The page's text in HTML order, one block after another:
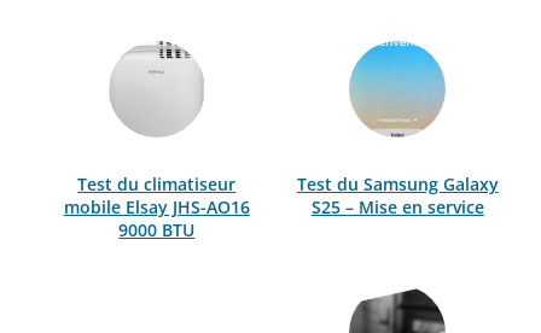
Test du climatiseur
mobile Elsay JHS-AO16
9000 BTU
Test du Samsung Galaxy
S25 – Mise en service